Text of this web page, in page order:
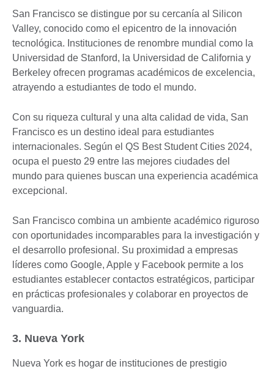
San Francisco se distingue por su cercanía al Silicon
Valley, conocido como el epicentro de la innovación
tecnológica. Instituciones de renombre mundial como la
Universidad de Stanford, la Universidad de California y
Berkeley ofrecen programas académicos de excelencia,
atrayendo a estudiantes de todo el mundo.
Con su riqueza cultural y una alta calidad de vida, San
Francisco es un destino ideal para estudiantes
internacionales. Según el QS Best Student Cities 2024,
ocupa el puesto 29 entre las mejores ciudades del
mundo para quienes buscan una experiencia académica
excepcional.
San Francisco combina un ambiente académico riguroso
con oportunidades incomparables para la investigación y
el desarrollo profesional. Su proximidad a empresas
líderes como Google, Apple y Facebook permite a los
estudiantes establecer contactos estratégicos, participar
en prácticas profesionales y colaborar en proyectos de
vanguardia.
3. Nueva York
Nueva York es hogar de instituciones de prestigio